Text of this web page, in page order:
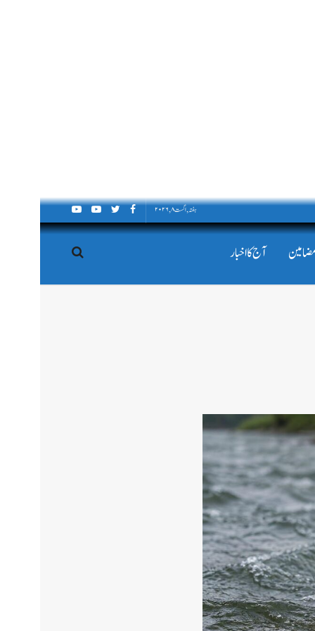
ہفتہ, اگست ۸, ۲۰۲۶
آج کا اخبار